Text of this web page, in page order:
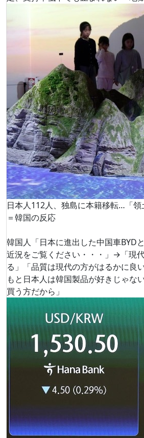
日本人112人、独島に本籍移転…「領
＝韓国の反応
韓国人「日本に進出した中国車BYD
近況をご覧ください・・・」→「現
る」「品質は現代の方がはるかに良
もと日本人は韓国製品が好きじゃ
買う方だから」